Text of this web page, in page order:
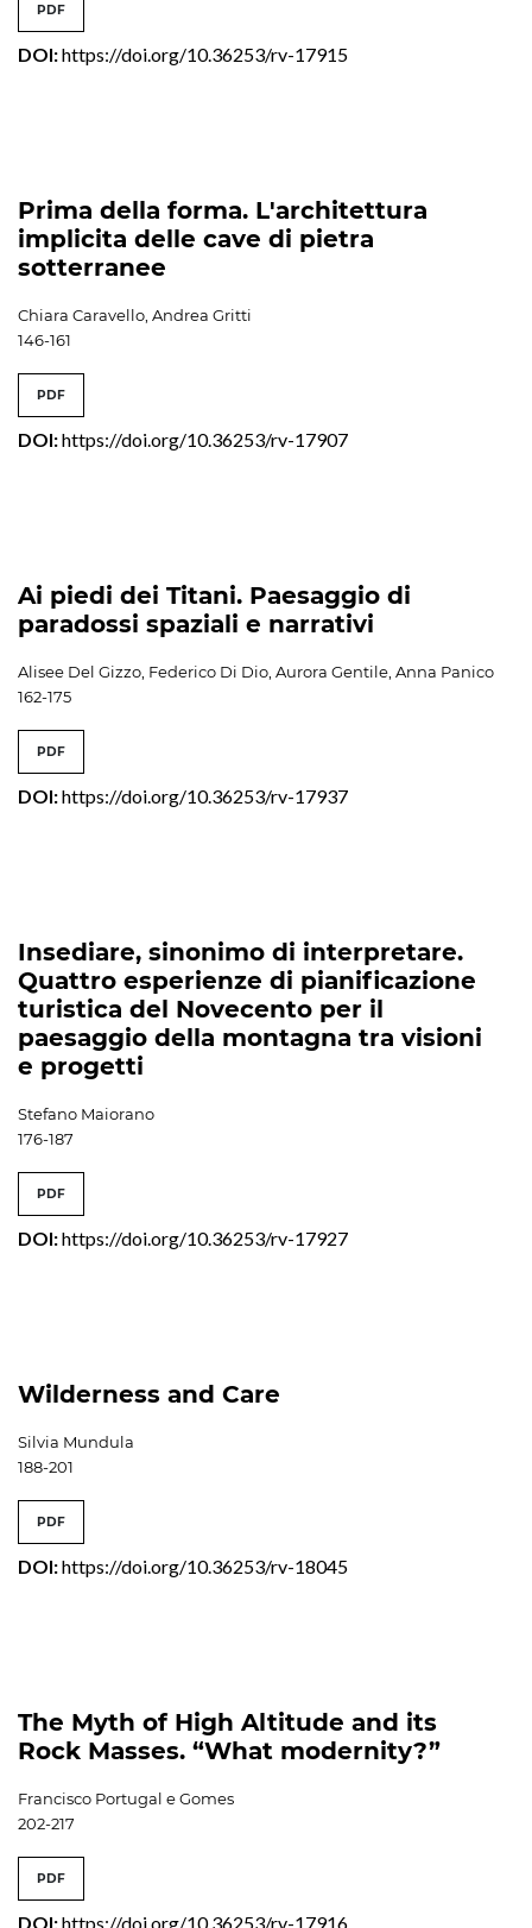
PDF
DOI:https://doi.org/10.36253/rv-17915
Prima della forma. L'architettura
implicita delle cave di pietra
sotterranee
Chiara Caravello, Andrea Gritti
146-161
PDF
DOI:https://doi.org/10.36253/rv-17907
Ai piedi dei Titani. Paesaggio di
paradossi spaziali e narrativi
Alisee Del Gizzo, Federico Di Dio, Aurora Gentile, Anna Panico
162-175
PDF
DOI:https://doi.org/10.36253/rv-17937
Insediare, sinonimo di interpretare.
Quattro esperienze di pianificazione
turistica del Novecento per il
paesaggio della montagna tra visioni
e progetti
Stefano Maiorano
176-187
PDF
DOI:https://doi.org/10.36253/rv-17927
Wilderness and Care
Silvia Mundula
188-201
PDF
DOI:https://doi.org/10.36253/rv-18045
The Myth of High Altitude and its
Rock Masses. “What modernity?”
Francisco Portugal e Gomes
202-217
PDF
DOI:https://doi.org/10.36253/rv-17916